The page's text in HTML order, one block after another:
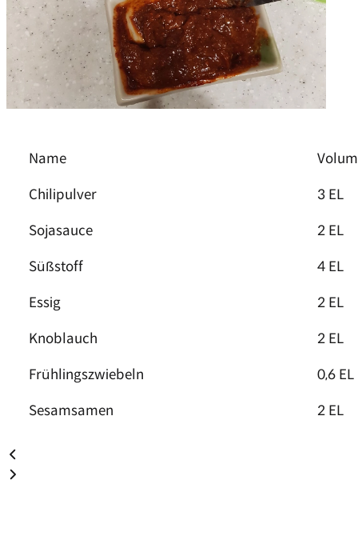
Name
Chilipulver 3 EL
Sojasauce 2 EL
Süßstoff 4 EL
Essig 2 EL
Knoblauch 2 EL
Frühlingszwiebeln 0,6 EL
Sesamsamen 2 EL